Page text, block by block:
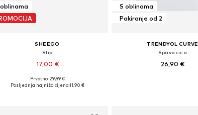
SHEEGO
Slip
17,00 €
Dostupne veličine: XXL, XXXL, 4XL, 5XL
Prvotno: 29,99 €
Posljednja najniža cijena:11,90 €
S oblinama
Pakiranje od 2
TRENDYOL CURVE
Spavaćica
26,90 €